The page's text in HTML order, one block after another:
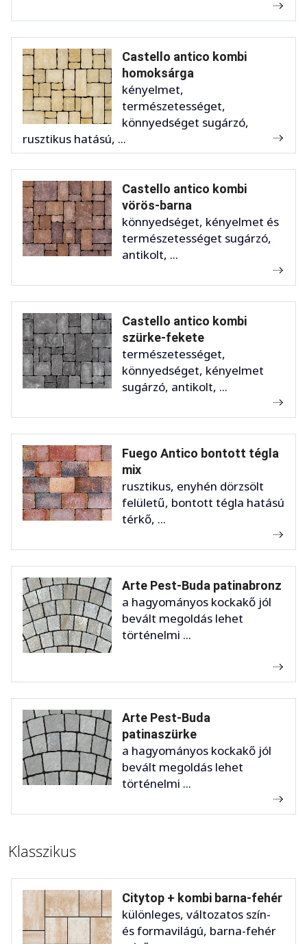
Castello antico kombi
homoksárga
kényelmet,
természetességet,
könnyedséget sugárzó,
rusztikus hatású, ...
Castello antico kombi
vörös-barna
könnyedséget, kényelmet és
természetességet sugárzó,
antikolt, ...
Castello antico kombi
szürke-fekete
természetességet,
könnyedséget, kényelmet
sugárzó, antikolt, ...
Fuego Antico bontott tégla
mix
rusztikus, enyhén dörzsölt
felületű, bontott tégla hatású
térkő, ...
Arte Pest-Buda patinabronz
a hagyományos kockakő jól
bevált megoldás lehet
történelmi ...
Arte Pest-Buda
patinaszürke
a hagyományos kockakő jól
bevált megoldás lehet
történelmi ...
Klasszikus
Citytop + kombi barna-fehér
különleges, változatos szín-
és formavilágú, barna-fehér